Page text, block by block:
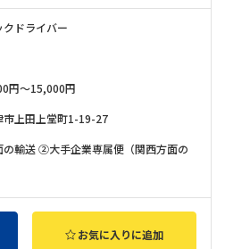
ドライバー
円～15,000円
市上田上堂町1-19-27
輸送 ②大手企業専属便（関西方面の
お気に入りに追加